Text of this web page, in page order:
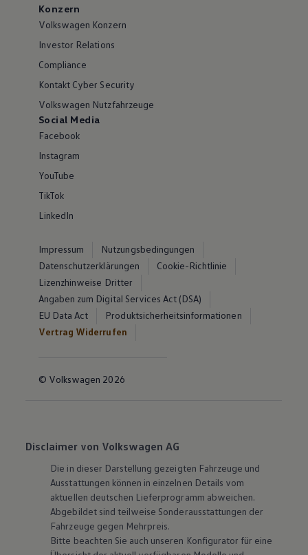
Konzern
Volkswagen Konzern
Investor Relations
Compliance
Kontakt Cyber Security
Volkswagen Nutzfahrzeuge
Social Media
Facebook
Instagram
YouTube
TikTok
LinkedIn
Impressum
Nutzungsbedingungen
Datenschutzerklärungen
Cookie-Richtlinie
Lizenzhinweise Dritter
Angaben zum Digital Services Act (DSA)
EU Data Act
Produktsicherheitsinformationen
Vertrag Widerrufen
© Volkswagen 2026
Disclaimer von Volkswagen AG
Die in dieser Darstellung gezeigten Fahrzeuge und
Ausstattungen können in einzelnen Details vom
aktuellen deutschen Lieferprogramm abweichen.
Abgebildet sind teilweise Sonderausstattungen der
Fahrzeuge gegen Mehrpreis.
Bitte beachten Sie auch unseren Konfigurator für eine